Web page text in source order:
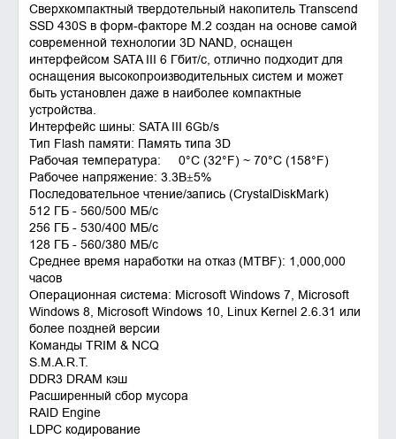
Сверхкомпактный твердотельный накопитель Transcend
SSD 430S в форм-факторе M.2 создан на основе самой
современной технологии 3D NAND, оснащен
интерфейсом SATA III 6 Гбит/с, отлично подходит для
оснащения высокопроизводительных систем и может
быть установлен даже в наиболее компактные
устройства.
Интерфейс шины: SATA III 6Gb/s
Тип Flash памяти: Память типа 3D
Рабочая температура: 0°C (32°F) ~ 70°C (158°F)
Рабочее напряжение: 3.3В±5%
Последовательное чтение/запись (CrystalDiskMark)
512 ГБ - 560/500 МБ/с
256 ГБ - 530/400 МБ/с
128 ГБ - 560/380 МБ/с
Среднее время наработки на отказ (MTBF): 1,000,000
часов
Операционная система: Microsoft Windows 7, Microsoft
Windows 8, Microsoft Windows 10, Linux Kernel 2.6.31 или
более поздней версии
Команды TRIM & NCQ
S.M.A.R.T.
DDR3 DRAM кэш
Расширенный сбор мусора
RAID Engine
LDPC кодирование